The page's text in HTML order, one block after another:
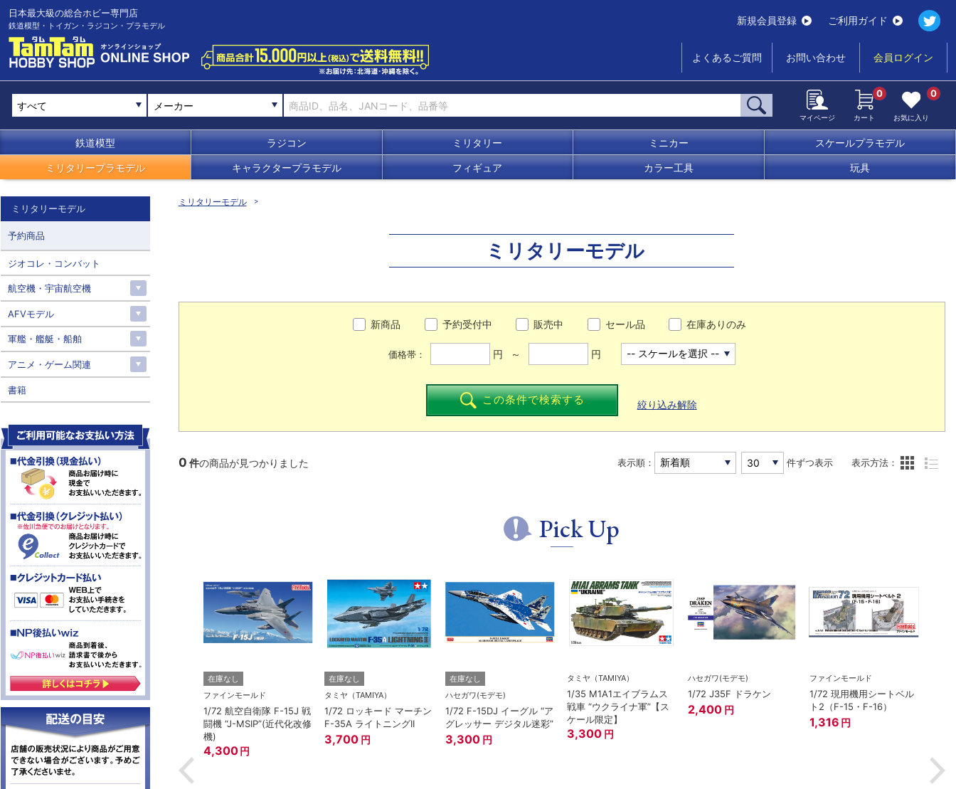
日本最大級の総合ホビー専門店
鉄道模型・トイガン・ラジコン・プラモデル 新規会員登録 ご利用ガイド
よくあるご質問 お問い合わせ 会員ログイン
メーカー
マイページ カート
0
お気に入り
0
鉄道模型 ラジコン ミリタリー ミニカー スケールプラモデル
ミリタリープラモデル キャラクタープラモデル フィギュア カラー工具 玩具
ミリタリーモデル
ミリタリーモデル
新商品 予約受付中 販売中 セール品 在庫ありのみ
価格帯： 円 ～ 円
この条件で検索する 絞り込み解除
0 件の商品が見つかりました 表示順： 件ずつ表示 表示方法：
Pick Up
）
衛隊 オートバ
ト
在庫なし
ファインモールド
1/72 航空自衛隊 F-15J 戦
闘機 “J-MSIP”(近代化改修
機)
4,300 円
在庫なし
タミヤ（TAMIYA）
1/72 ロッキード マーチン
F-35A ライトニングII
3,700 円
在庫なし
ハセガワ(モデモ)
1/72 F-15DJ イーグル “ア
グレッサー デジタル迷彩”
3,300 円
タミヤ（TAMIYA）
1/35 M1A1エイブラムス
戦車 “ウクライナ軍”【ス
ケール限定】
3,300 円
ハセガワ(モデモ)
1/72 J35F ドラケン
2,400 円
ファインモールド
1/72 現用機用シートベル
ト2（F-15・F-16）
1,316 円
ミリタリーモデル
予約商品
ジオコレ・コンバット
航空機・宇宙航空機
AFVモデル
軍艦・艦艇・船舶
アニメ・ゲーム関連
書籍